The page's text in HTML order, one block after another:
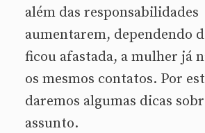
além das responsabilidades
aumentarem, dependendo
ficou afastada, a mulher já
os mesmos contatos. Por
daremos algumas dicas
assunto.